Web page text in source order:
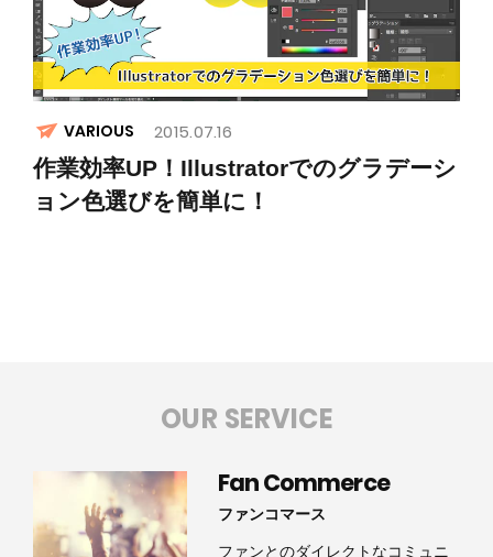
VARIOUS 2015.07.16
作業効率UP！Illustratorでのグラデーシ
ョン色選びを簡単に！
OUR SERVICE
Fan Commerce
ファンコマース
ファンとのダイレクトなコミュニ